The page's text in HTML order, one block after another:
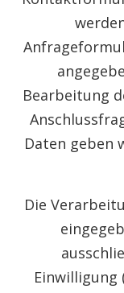
Bearbeitung
Daten geben
Die
Einwilligung